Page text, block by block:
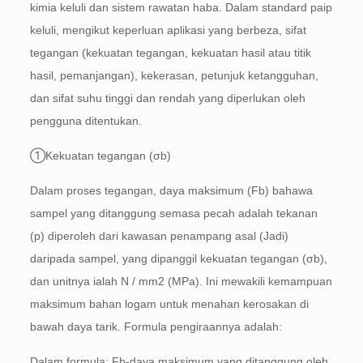
kimia keluli dan sistem rawatan haba. Dalam standard paip
keluli, mengikut keperluan aplikasi yang berbeza, sifat
tegangan (kekuatan tegangan, kekuatan hasil atau titik
hasil, pemanjangan), kekerasan, petunjuk ketangguhan,
dan sifat suhu tinggi dan rendah yang diperlukan oleh
pengguna ditentukan.
①Kekuatan tegangan (σb)
Dalam proses tegangan, daya maksimum (Fb) bahawa
sampel yang ditanggung semasa pecah adalah tekanan
(p) diperoleh dari kawasan penampang asal (Jadi)
daripada sampel, yang dipanggil kekuatan tegangan (σb),
dan unitnya ialah N / mm2 (MPa). Ini mewakili kemampuan
maksimum bahan logam untuk menahan kerosakan di
bawah daya tarik. Formula pengiraannya adalah: